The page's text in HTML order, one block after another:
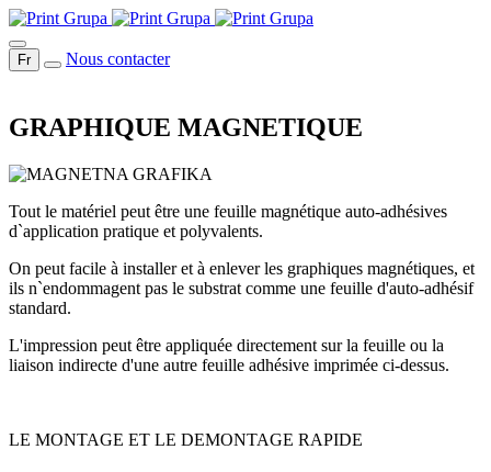
Fr Nous contacter
GRAPHIQUE MAGNETIQUE
Tout le matériel peut être une feuille magnétique auto-adhésives
d`application pratique et polyvalents.
On peut facile à installer et à enlever les graphiques magnétiques, et
ils n`endommagent pas le substrat comme une feuille d'auto-adhésif
standard.
L'impression peut être appliquée directement sur la feuille ou la
liaison indirecte d'une autre feuille adhésive imprimée ci-dessus.
LE MONTAGE ET LE DEMONTAGE RAPIDE